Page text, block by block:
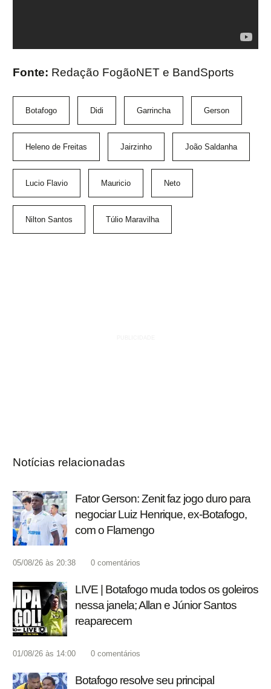
Fonte: Redação FogãoNET e BandSports
Botafogo Didi Garrincha Gerson
Heleno de Freitas Jairzinho João Saldanha
Lucio Flavio Mauricio Neto
Nilton Santos Túlio Maravilha
Notícias relacionadas
Fator Gerson: Zenit faz jogo duro para
negociar Luiz Henrique, ex-Botafogo,
com o Flamengo
05/08/26 às 20:38 0 comentários
LIVE | Botafogo muda todos os goleiros
nessa janela; Allan e Júnior Santos
reaparecem
01/08/26 às 14:00 0 comentários
Botafogo resolve seu principal